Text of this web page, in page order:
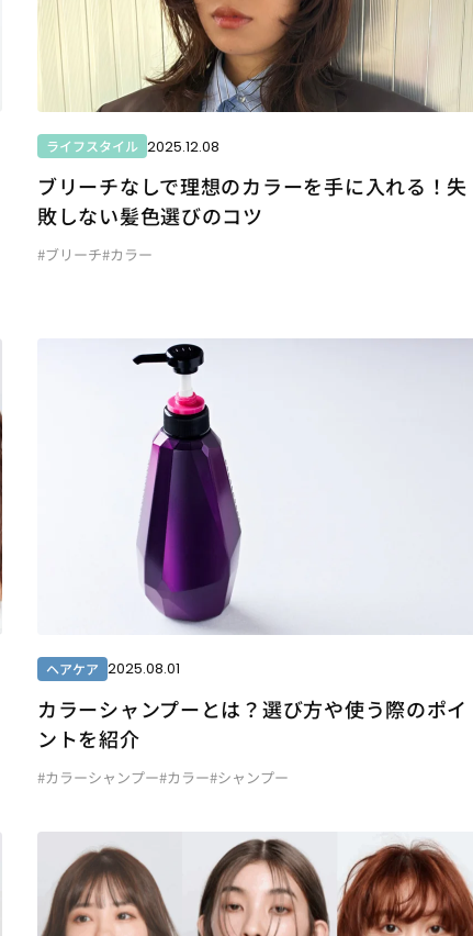
ライフスタイル 2025.12.08
ブリーチなしで理想のカラーを手に入れる！失
敗しない髪色選びのコツ
#ブリーチ#カラー
ヘアケア 2025.08.01
カラーシャンプーとは？選び方や使う際のポイ
ントを紹介
#カラーシャンプー#カラー#シャンプー